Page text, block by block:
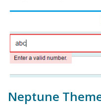
Neptune